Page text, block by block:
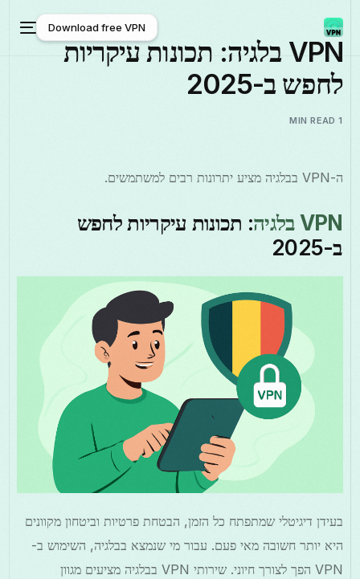
עברית
Download free VPN
Download free VPN
VPN בלגיה: תכונות עיקריות
לחפש ב-2025
1 MIN READ
ה-VPN בבלגיה מציע יתרונות רבים למשתמשים.
VPN בלגיה
: תכונות עיקריות לחפש
ב-2025
בעידן דיגיטלי שמתפתח כל הזמן, הבטחת פרטיות וביטחון מקוונים
היא יותר חשובה מאי פעם. עבור מי שנמצא בבלגיה, השימוש ב-
VPN הפך לצורך חיוני. שירותי VPN בבלגיה מציעים מגוון